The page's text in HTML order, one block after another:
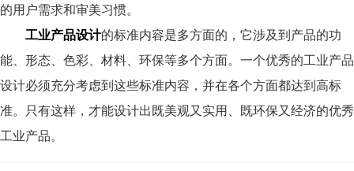
的用户需求和审美习惯。
工业产品设计的标准内容是多方面的，它涉及到产品的功
能、形态、色彩、材料、环保等多个方面。一个优秀的工业产品
设计必须充分考虑到这些标准内容，并在各个方面都达到高标
准。只有这样，才能设计出既美观又实用、既环保又经济的优秀
工业产品。